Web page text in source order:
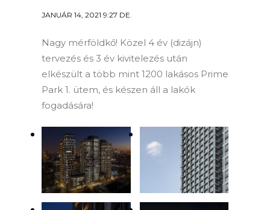
JANUÁR 14, 2021 9:27 DE.
Nagy mérföldkő! Közel 4 év (dizájn)
tervezés és 3 év kivitelezés után
elkészült a több mint 1200 lakásos Prime
Park 1. ütem, és készen áll a lakók
fogadására!